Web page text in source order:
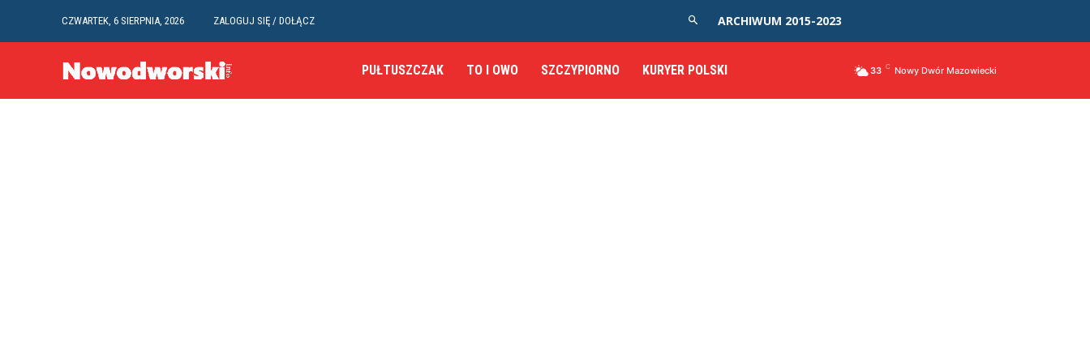
CZWARTEK, 6 SIERPNIA, 2026 ZALOGUJ SIĘ / DOŁĄCZ ARCHIWUM 2015-2023
PUŁTUSZCZAK TO I OWO SZCZYPIORNO KURYER POLSKI 33 C Nowy Dwór Mazowiecki